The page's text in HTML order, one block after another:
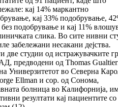
кај 14% маркантно
кај 33% подобрување,
подобрување и кај 11%
слика. Во сите нивни
забележани несакани дејства.
две студии од истражувачките
предводени од Thomas
Универзитетот во Северна
Ellman и сор. од Сонома,
болница во Калифорнија,
резултати кај пациентите со